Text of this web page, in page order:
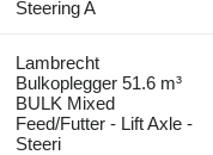
Steering A
Lambrecht
Bulkoplegger 51.6 m³
BULK Mixed
Feed/Futter - Lift Axle -
Steeri